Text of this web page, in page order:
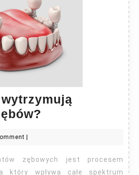
implanty
zębów?
który wpływa całe spektrum